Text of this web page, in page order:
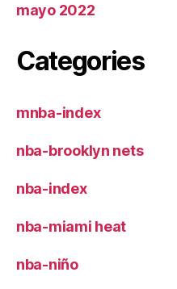
mayo 2022
Categories
mnba-index
nba-brooklyn nets
nba-index
nba-miami heat
nba-niño